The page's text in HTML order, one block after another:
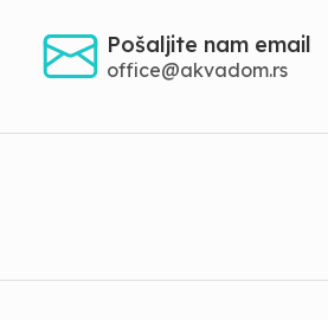
Pošaljite nam email
office@akvadom.rs